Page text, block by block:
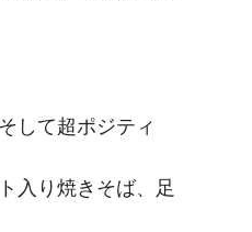
して超ポジティ
入り焼きそば、足